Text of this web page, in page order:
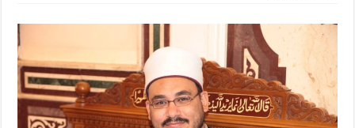
الصالحين
وضلال؟؟؟
مغلقة